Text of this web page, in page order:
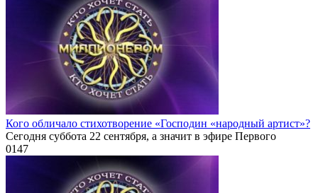
Кого обличало стихотворение «Господин «народный артист»?
Сегодня суббота 22 сентября, а значит в эфире Первого
0147